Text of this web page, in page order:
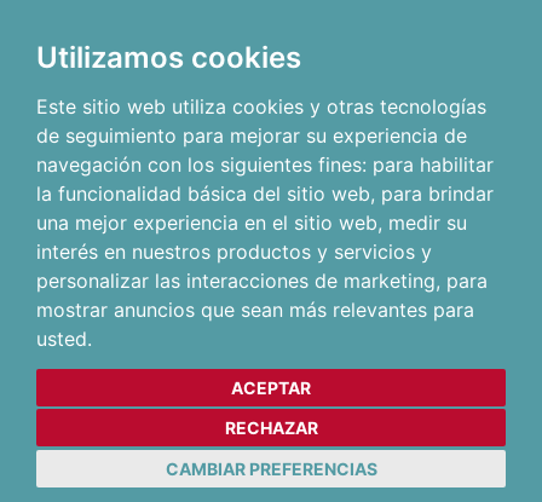
Utilizamos cookies
Este sitio web utiliza cookies y otras tecnologías
de seguimiento para mejorar su experiencia de
navegación con los siguientes fines: para habilitar
la funcionalidad básica del sitio web, para brindar
una mejor experiencia en el sitio web, medir su
interés en nuestros productos y servicios y
personalizar las interacciones de marketing, para
mostrar anuncios que sean más relevantes para
usted.
ACEPTAR
RECHAZAR
CAMBIAR PREFERENCIAS